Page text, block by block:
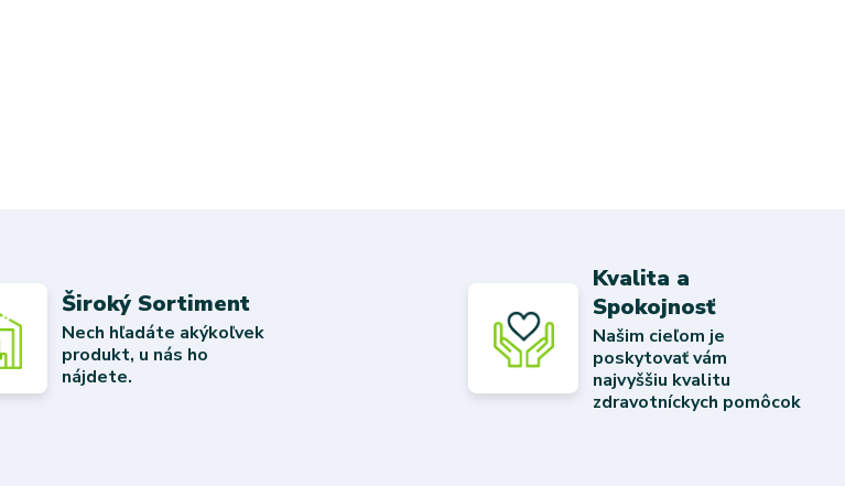
Široký Sortiment
Nech hľadáte akýkoľvek
produkt, u nás ho
nájdete.
Kvalita a
Spokojnosť
Našim cieľom je
poskytovať vám
najvyššiu kvalitu
zdravotníckych pomôcok